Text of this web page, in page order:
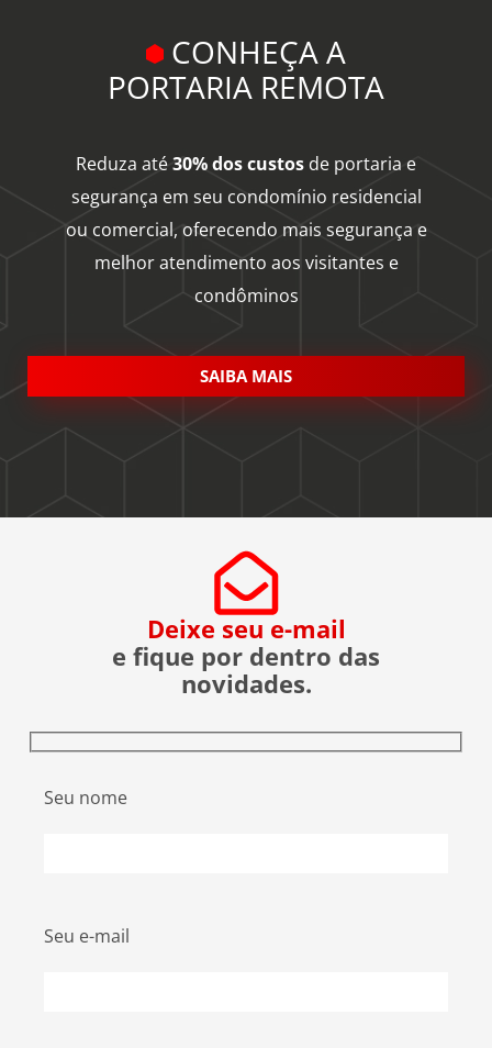
CONHEÇA A
PORTARIA REMOTA
Reduza até30% dos custos de portaria e
segurança em seu condomínio residencial
ou comercial, oferecendo mais segurança e
melhor atendimento aos visitantes e
condôminos
SAIBA MAIS
Deixe seu e-mail
e fique por dentro das
novidades.
Seu nome
Seu e-mail